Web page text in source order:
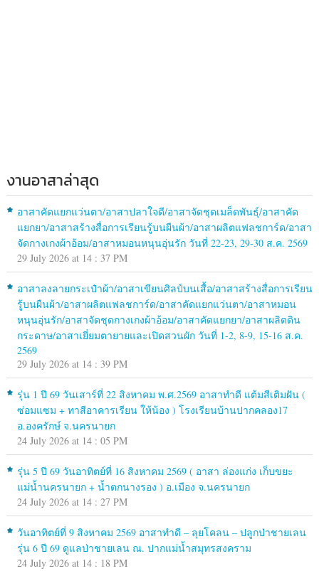
งานอาสาล่าสุด
อาสาคัดแยกแว่นตา/อาสาปลาใจดี/อาสาจัดชุดเมล็ดพันธุ์/อาสาคัด
แยกยา/อาสาสร้างสื่อการเรียนรู้บนผืนผ้า/อาสาผลิตแฟลชการ์ด/อาสา
จัดกางเกงผ้าอ้อม/อาสาหมอนหนุนอุ่นรัก วันที่ 22-23, 29-30 ส.ค. 2569
29 July 2026 at 14 : 37 PM
อาสาลงลายกระเป๋าผ้า/อาสาเขียนศิลป์บนเสื้อ/อาสาสร้างสื่อการเรียน
รู้บนผืนผ้า/อาสาผลิตแฟลชการ์ด/อาสาคัดแยกแว่นตา/อาสาหมอน
หนุนอุ่นรัก/อาสาจัดชุดกางเกงผ้าอ้อม/อาสาคัดแยกยา/อาสาผลิตดิน
กระดาษ/อาสาเยี่ยมตายายและเปิดสวนผัก วันที่ 1-2, 8-9, 15-16 ส.ค.
2569
29 July 2026 at 14 : 39 PM
รุ่น 1 ปี 69 วันเสาร์ที่ 22 สิงหาคม พ.ศ.2569 อาสาทำดี แต้มสีเติมฝัน (
ซ่อมแซม + ทาสีอาคารเรียน ให้น้อง ) โรงเรียนบ้านปากคลอง17
อ.องครักษ์ จ.นครนายก
24 July 2026 at 14 : 05 PM
รุ่น 5 ปี 69 วันอาทิตย์ที่ 16 สิงหาคม 2569 ( อาสา ล่องแก่ง เก็บขยะ
แม่น้ำนครนายก + น้ำตกนางรอง ) อ.เมือง จ.นครนายก
24 July 2026 at 14 : 27 PM
วันอาทิตย์ที่ 9 สิงหาคม 2569 อาสาทำดี – ลุยโคลน – ปลูกป่าชายเลน
รุ่น 6 ปี 69 ดูแลป่าชายเลน ณ. ปากแม่น้ำสมุทรสงคราม
24 July 2026 at 14 : 18 PM